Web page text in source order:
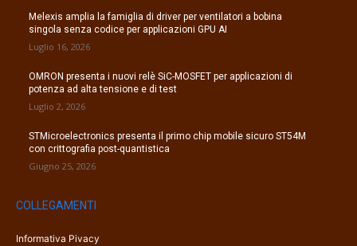
Melexis amplia la famiglia di driver per ventilatori a bobina
singola senza codice per applicazioni GPU AI
Luglio 16, 2026
OMRON presenta i nuovi relè SiC-MOSFET per applicazioni di
potenza ad alta tensione e di test
Luglio 2, 2026
STMicroelectronics presenta il primo chip mobile sicuro ST54M
con crittografia post-quantistica
Giugno 25, 2026
COLLEGAMENTI
Informativa Pivacy